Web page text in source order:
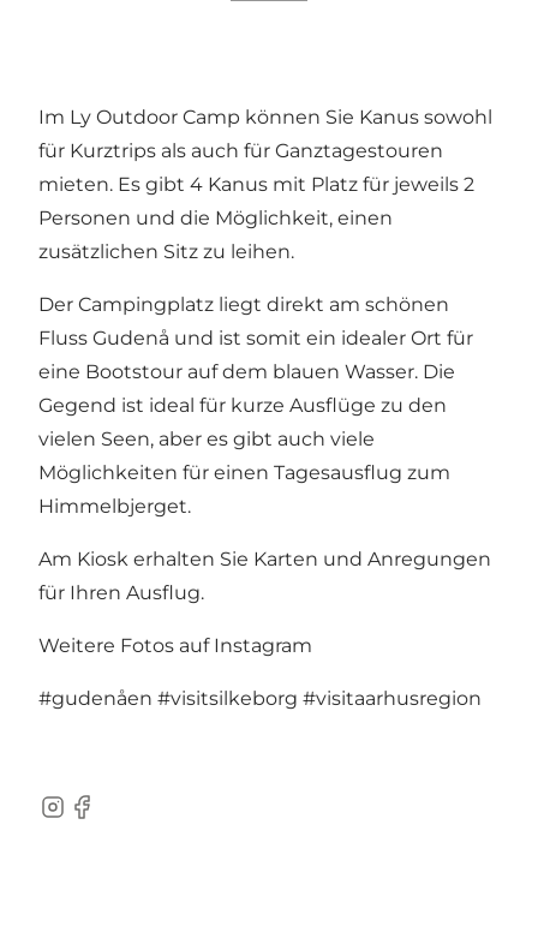
Im Ly Outdoor Camp können Sie Kanus sowohl
für Kurztrips als auch für Ganztagestouren
mieten. Es gibt 4 Kanus mit Platz für jeweils 2
Personen und die Möglichkeit, einen
zusätzlichen Sitz zu leihen.
Der Campingplatz liegt direkt am schönen
Fluss Gudenå und ist somit ein idealer Ort für
eine Bootstour auf dem blauen Wasser. Die
Gegend ist ideal für kurze Ausflüge zu den
vielen Seen, aber es gibt auch viele
Möglichkeiten für einen Tagesausflug zum
Himmelbjerget.
Am Kiosk erhalten Sie Karten und Anregungen
für Ihren Ausflug.
Weitere Fotos auf Instagram
#gudenåen #visitsilkeborg #visitaarhusregion
Instagram
Facebook